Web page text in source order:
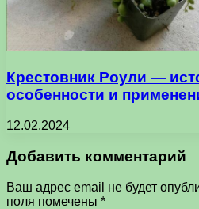
Крестовник Роули —
особенности и
12.02.2024
Добавить комментарий
Ваш адрес email не будет
поля помечены *